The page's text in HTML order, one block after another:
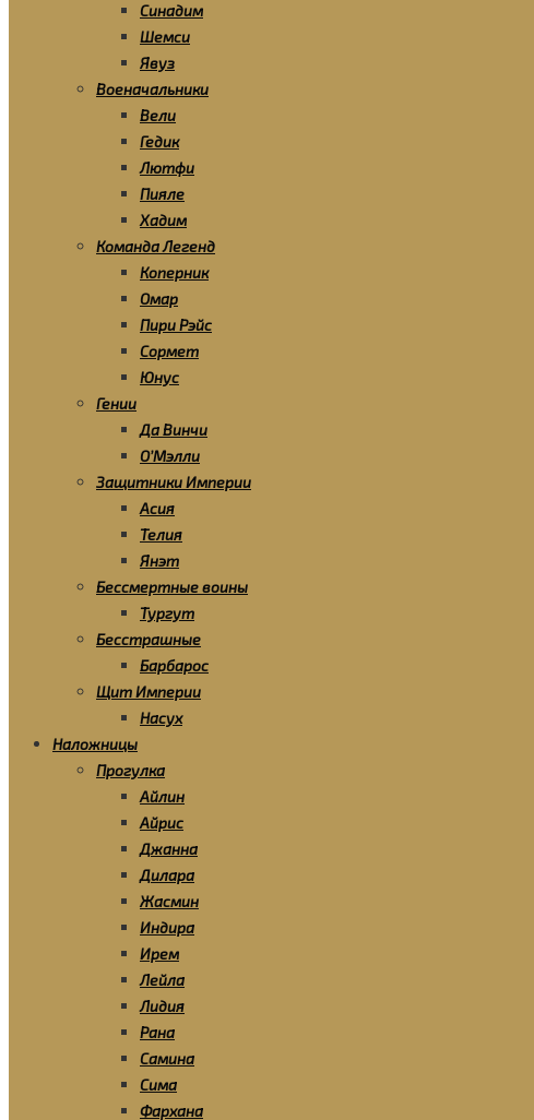
Синадим
Шемси
Явуз
Военачальники
Вели
Гедик
Лютфи
Пияле
Хадим
Команда Легенд
Коперник
Омар
Пири Рэйс
Сормет
Юнус
Гении
Да Винчи
О’Мэлли
Защитники Империи
Асия
Телия
Янэт
Бессмертные воины
Тургут
Бесстрашные
Барбарос
Щит Империи
Насух
Наложницы
Прогулка
Айлин
Айрис
Джанна
Дилара
Жасмин
Индира
Ирем
Лейла
Лидия
Рана
Самина
Сима
Фархана